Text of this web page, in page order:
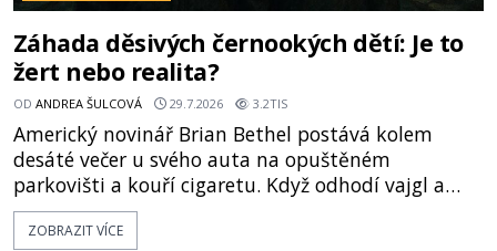
Záhada děsivých černookých dětí: Je to
žert nebo realita?
OD ANDREA ŠULCOVÁ 29.7.2026 3.2TIS
Americký novinář Brian Bethel postává kolem
desáté večer u svého auta na opuštěném
parkovišti a kouří cigaretu. Když odhodí vajgl a
chystá se nastoupit do auta, přijdou k němu dva
mladí chlapci, kterým může být okolo 14 let.
ZOBRAZIT VÍCE